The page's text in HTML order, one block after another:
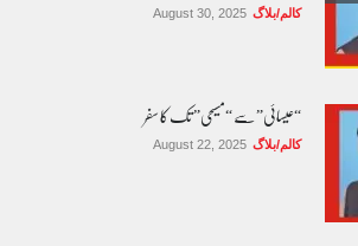
کالم/بلاگ August 30, 2025
“عیسائی” سے “مسیحی” تک کا سفر
کالم/بلاگ August 22, 2025